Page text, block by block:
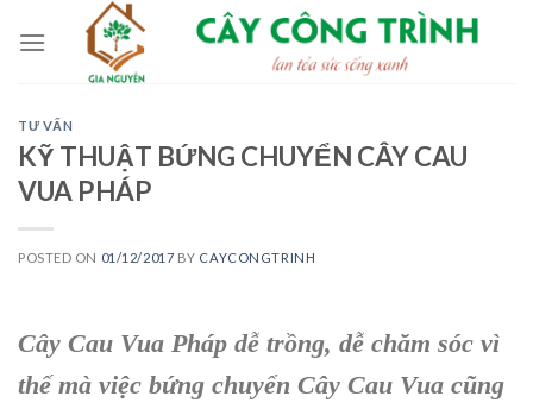
TƯ VẤN
KỸ THUẬT BỨNG CHUYỂN CÂY CAU
VUA PHÁP
POSTED ON 01/12/2017 BY CAYCONGTRINH
Cây Cau Vua Pháp dễ trồng, dễ chăm sóc vì
thế mà việc bứng chuyển Cây Cau Vua cũng